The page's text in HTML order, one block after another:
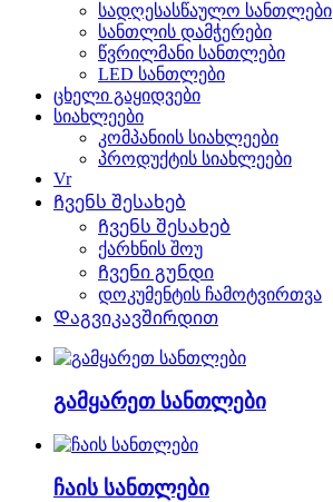
სადღესასწაულო სანთლები
სანთლის დამჭერები
წვრილმანი სანთლები
LED სანთლები
ცხელი გაყიდვები
სიახლეები
კომპანიის სიახლეები
პროდუქტის სიახლეები
Vr
Ჩვენს შესახებ
Ჩვენს შესახებ
ქარხნის შოუ
Ჩვენი გუნდი
დოკუმენტის ჩამოტვირთვა
Დაგვიკავშირდით
გამყარეთ სანთლები
ჩაის სანთლები